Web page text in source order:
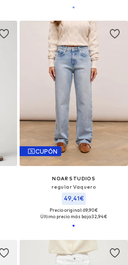
CUPÓN
NOAR STUDIOS
regular Vaquero
49,41€
Precio original: 69,90€
Último precio más bajo:32,94€